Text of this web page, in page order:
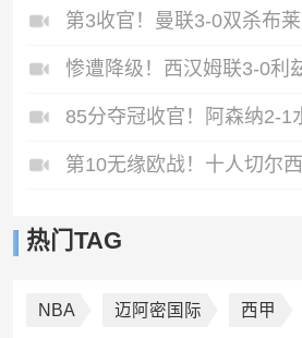
热门TAG
NBA 迈阿密国际 西甲